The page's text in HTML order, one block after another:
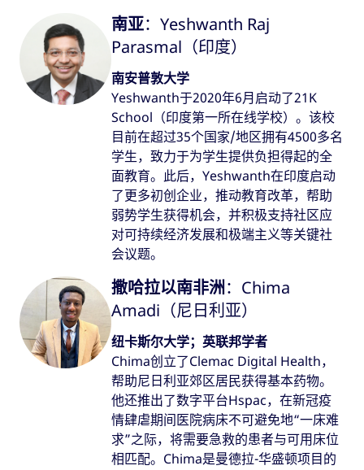
南安普敦大学
Yeshwanth于2020年6月启动了21K
School（印度第一所在线学校）。该校
目前在超过35个国家/地区拥有4500多名
学生，致力于为学生提供负担得起的全
面教育。此后，Yeshwanth在印度启动
了更多初创企业，推动教育改革，帮助
弱势学生获得机会，并积极支持社区应
对可持续经济发展和极端主义等关键社
会议题。
南亚：Yeshwanth Raj
Parasmal（印度）
纽卡斯尔大学；英联邦学者
Chima创立了Clemac Digital Health，
帮助尼日利亚郊区居民获得基本药物。
他还推出了数字平台Hspac，在新冠疫
情肆虐期间医院病床不可避免地“一床难
求”之际，将需要急救的患者与可用床位
相匹配。Chima是曼德拉-华盛顿项目的
撒哈拉以南非洲：Chima
Amadi（尼日利亚）